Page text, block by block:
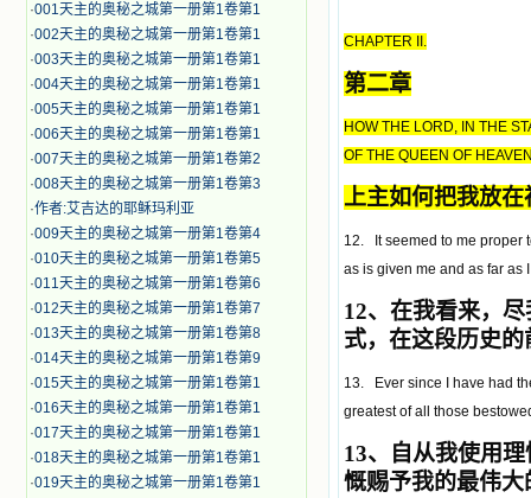
·001天主的奥秘之城第一册第1卷第1
·002天主的奥秘之城第一册第1卷第1
·003天主的奥秘之城第一册第1卷第1
·004天主的奥秘之城第一册第1卷第1
·005天主的奥秘之城第一册第1卷第1
·006天主的奥秘之城第一册第1卷第1
·007天主的奥秘之城第一册第1卷第2
·008天主的奥秘之城第一册第1卷第3
·作者:艾吉达的耶稣玛利亚
·009天主的奥秘之城第一册第1卷第4
·010天主的奥秘之城第一册第1卷第5
·011天主的奥秘之城第一册第1卷第6
·012天主的奥秘之城第一册第1卷第7
·013天主的奥秘之城第一册第1卷第8
·014天主的奥秘之城第一册第1卷第9
·015天主的奥秘之城第一册第1卷第1
·016天主的奥秘之城第一册第1卷第1
·017天主的奥秘之城第一册第1卷第1
·018天主的奥秘之城第一册第1卷第1
·019天主的奥秘之城第一册第1卷第1
CHAPTER II.
第二章
HOW THE LORD, IN THE
OF THE QUEEN OF
上主如何把我放
12. It seemed to me proper
as is given me and as far as
12、在我看来，
式，在这段历史
13. Ever since I have had
greatest of all those
13、自从我使用
慨赐予我的最伟